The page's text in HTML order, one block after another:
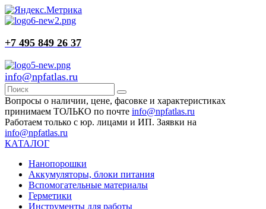
+7 495 849 26 37
info@npfatlas.ru
Вопросы о наличии, цене, фасовке и характеристиках
принимаем ТОЛЬКО по почте info@npfatlas.ru
Работаем только с юр. лицами и ИП. Заявки на
info@npfatlas.ru
КАТАЛОГ
Нанопорошки
Аккумуляторы, блоки питания
Вспомогательные материалы
Герметики
Инструменты для работы